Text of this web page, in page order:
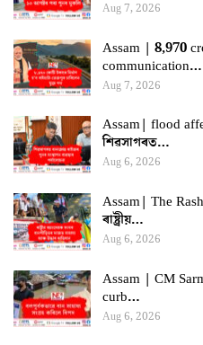
Aug 7, 2026
Assam | 8,970
communication…
Aug 7, 2026
Assam| flood
শিৱসাগৰত…
Aug 6, 2026
Assam| The
ৰাষ্ট্ৰীয়…
Aug 6, 2026
Assam | CM
curb…
Aug 6, 2026